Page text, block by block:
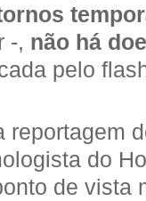
-, não há
pelo
reportagem
do
de vista